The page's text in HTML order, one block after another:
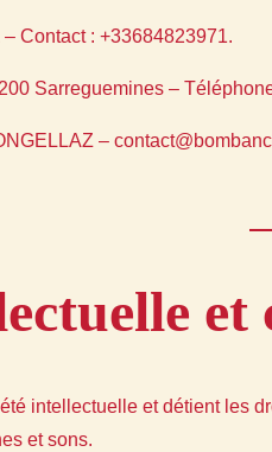
Contact : +33684823971.
Sarreguemines –
–
et
intellectuelle et détient les
et sons.